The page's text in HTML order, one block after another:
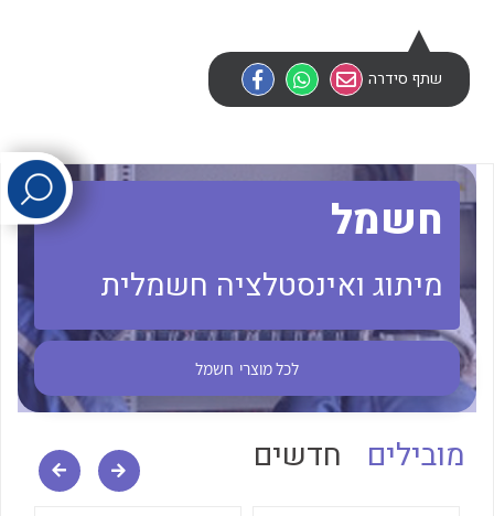
לכל מוצרי היצרן
לכל מוצרי היצרן לכל מוצרי היצרן
שתף סידרה
חשמל
מיתוג ואינסטלציה חשמלית
לכל מוצרי חשמל
מובילים חדשים